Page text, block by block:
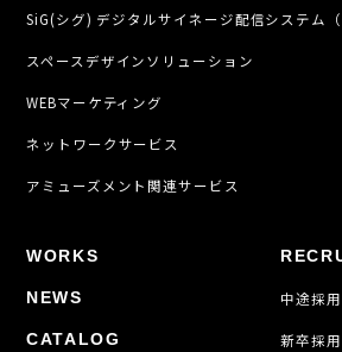
SiG(シグ) デジタルサイネージ配信システム（
スペースデザインソリューション
WEBマーケティング
ネットワークサービス
アミューズメント関連サービス
WORKS
NEWS
CATALOG
中途採用
新卒採用